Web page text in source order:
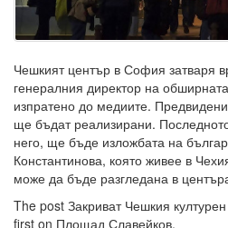
Чешкият център в София затваря
генералния директор на
изпратено до медиите.
ще бъдат реализирани.
него, ще бъде изложбата на
Константинова, която живее в
може да бъде разгледана в
The post Закриват Чешкия
first on Площад Славейков.